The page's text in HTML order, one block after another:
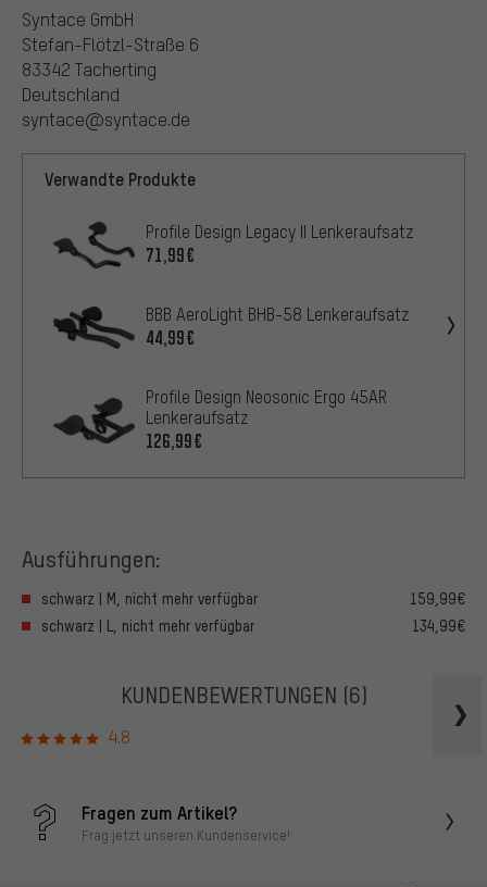
Syntace GmbH
Stefan-Flötzl-Straße 6
83342 Tacherting
Deutschland
syntace@syntace.de
Verwandte Produkte
Profile Design Legacy II Lenkeraufsatz
71,99€
BBB AeroLight BHB-58 Lenkeraufsatz
44,99€
Profile Design Neosonic Ergo 45AR
Lenkeraufsatz
126,99€
Ausführungen:
schwarz | M, nicht mehr verfügbar
159,99€
schwarz | L, nicht mehr verfügbar
134,99€
KUNDENBEWERTUNGEN (6)
4.8
Fragen zum Artikel?
Frag jetzt unseren Kundenservice!